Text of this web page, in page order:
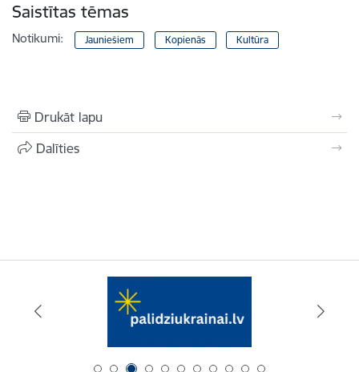
Saistītas tēmas
Notikumi: Jauniešiem Kopienās Kultūra
Drukāt lapu
Dalīties